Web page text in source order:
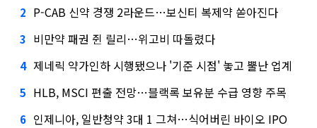
2 P-CAB 신약 경쟁 2라운드…보신티 복제약 쏟아진다
3 비만약 패권 쥔 릴리…위고비 따돌렸다
4 제네릭 약가인하 시행됐으나 '기준 시점' 놓고 뿔난 업계
5 HLB, MSCI 편출 전망…블랙록 보유분 수급 영향 주목
6 인제니아, 일반청약 3대 1 그쳐…식어버린 바이오 IPO